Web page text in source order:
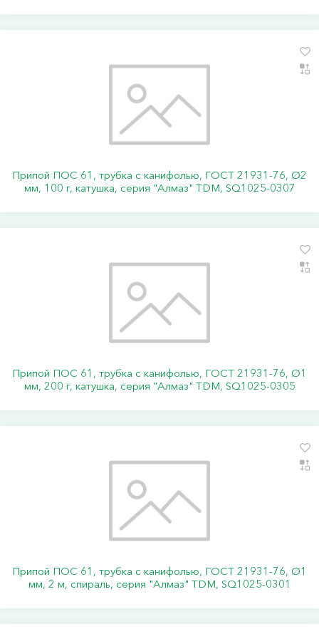
Припой ПОС 61, трубка с канифолью, ГОСТ 21931-76, Ø2
мм, 100 г, катушка, серия "Алмаз" TDM, SQ1025-0307
Припой ПОС 61, трубка с канифолью, ГОСТ 21931-76, Ø1
мм, 200 г, катушка, серия "Алмаз" TDM, SQ1025-0305
Припой ПОС 61, трубка с канифолью, ГОСТ 21931-76, Ø1
мм, 2 м, спираль, серия "Алмаз" TDM, SQ1025-0301